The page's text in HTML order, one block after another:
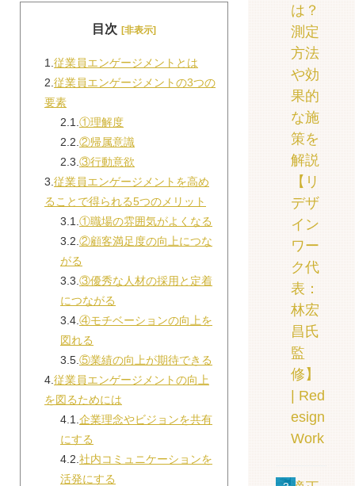
目次 [非表示]
1. 従業員エンゲージメントとは
2. 従業員エンゲージメントの3つの
要素
2.1. ①理解度
2.2. ②帰属意識
2.3. ③行動意欲
3. 従業員エンゲージメントを高め
ることで得られる5つのメリット
3.1. ①職場の雰囲気がよくなる
3.2. ②顧客満足度の向上につな
がる
3.3. ③優秀な人材の採用と定着
につながる
3.4. ④モチベーションの向上を
図れる
3.5. ⑤業績の向上が期待できる
4. 従業員エンゲージメントの向上
を図るためには
4.1. 企業理念やビジョンを共有
にする
4.2. 社内コミュニケーションを
活発にする
は？
測定
方法
や効
果的
な施
策を
解説
【リ
デザ
イン
ワー
ク代
表：
林宏
昌氏
監
修】
| Red
esign
Work